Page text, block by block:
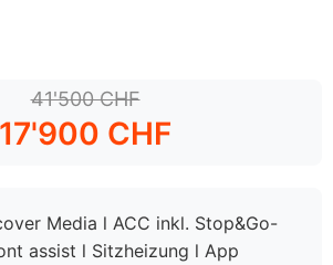
vorab einen Termin - so nehmen wir
ausserhalb unserer Öffnungszeiten,
Fair. Wir zeigen Ihnen, was für Sie
41'500 CHF
17'900 CHF
Media l ACC inkl. Stop&Go-
assist l Sitzheizung l App